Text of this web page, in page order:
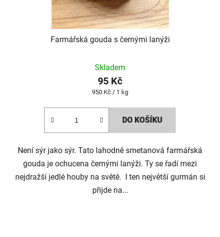
Farmářská gouda s černými lanýži
Skladem
95 Kč
Měrná
950 Kč / 1 kg
DO KOŠÍKU
Není sýr jako sýr. Tato lahodně smetanová farmářská
gouda je ochucena černými lanýži. Ty se řadí mezi
nejdražší jedlé houby na světě. I ten největší gurmán si
přijde na...